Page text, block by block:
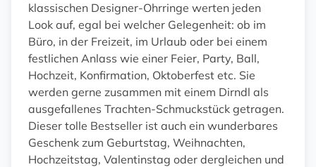
klassischen Designer-Ohrringe werten jeden
Look auf, egal bei welcher Gelegenheit: ob im
Büro, in der Freizeit, im Urlaub oder bei einem
festlichen Anlass wie einer Feier, Party, Ball,
Hochzeit, Konfirmation, Oktoberfest etc. Sie
werden gerne zusammen mit einem Dirndl als
ausgefallenes Trachten-Schmuckstück getragen.
Dieser tolle Bestseller ist auch ein wunderbares
Geschenk zum Geburtstag, Weihnachten,
Hochzeitstag, Valentinstag oder dergleichen und